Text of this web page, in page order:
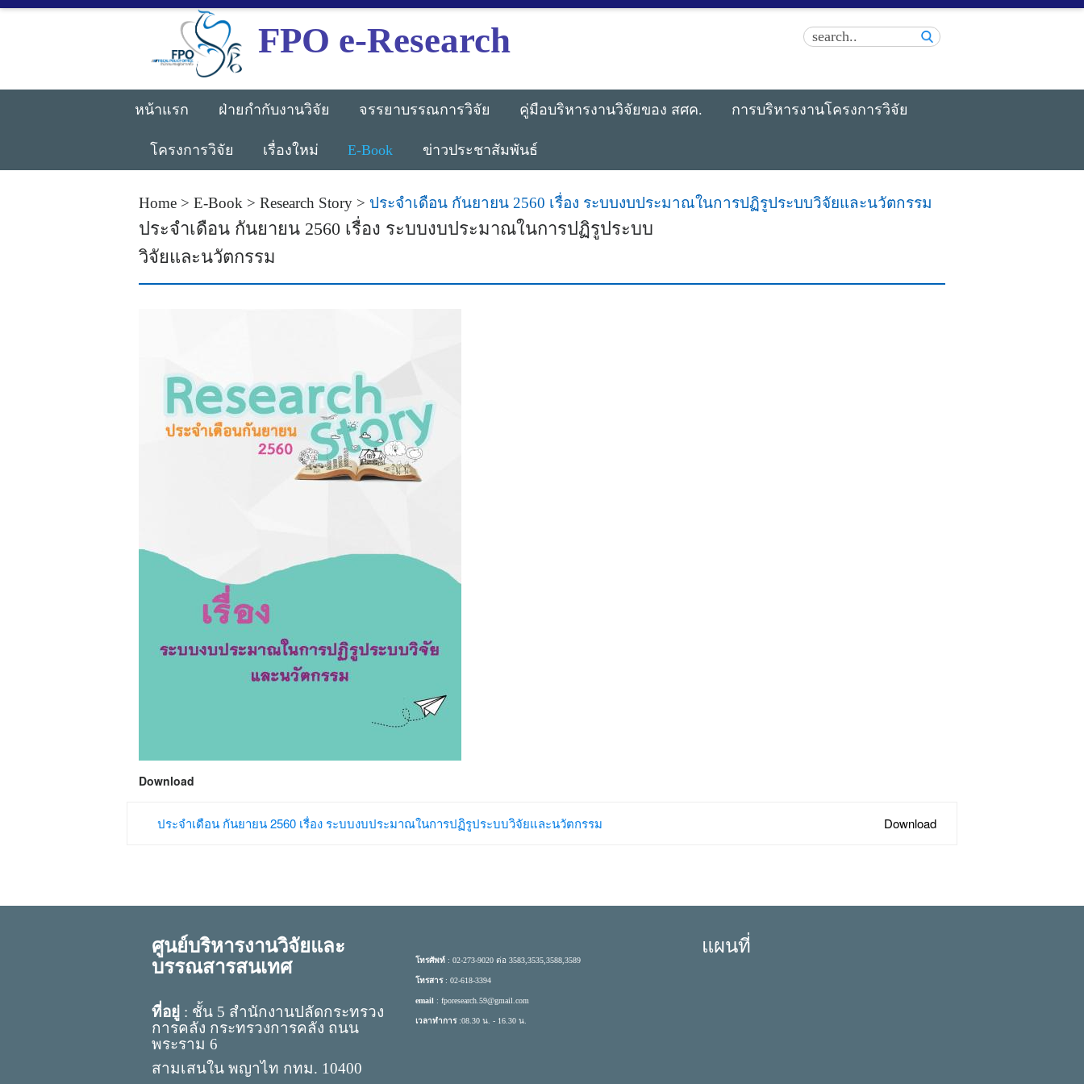
FPO e-Research
หน้าแรก ฝ่ายกำกับงานวิจัย จรรยาบรรณการวิจัย คู่มือบริหารงานวิจัยของ สศค. การบริหารงานโครงการวิจัย
โครงการวิจัย เรื่องใหม่ E-Book ข่าวประชาสัมพันธ์
Home > E-Book > Research Story > ประจำเดือน กันยายน 2560 เรื่อง ระบบงบประมาณในการปฏิรูประบบวิจัยและนวัตกรรม
ประจำเดือน กันยายน 2560 เรื่อง ระบบงบประมาณในการปฏิรูประบบ
วิจัยและนวัตกรรม
Download
ประจำเดือน กันยายน 2560 เรื่อง ระบบงบประมาณในการปฏิรูประบบวิจัยและนวัตกรรม Download
ศูนย์บริหารงานวิจัยและ
บรรณสารสนเทศ
ที่อยู่ : ชั้น 5 สำนักงานปลัดกระทรวง
การคลัง กระทรวงการคลัง ถนน
พระราม 6
สามเสนใน พญาไท กทม. 10400
โทรศัพท์ : 02-273-9020 ต่อ 3583,3535,3588,3589
โทรสาร: 02-618-3394
email : fporesearch.59@gmail.com
เวลาทำการ:08.30 น. - 16.30 น.
แผนที่